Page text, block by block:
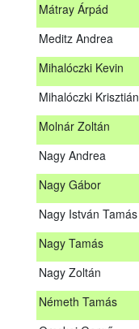
Mátray Árpád
Meditz Andrea
Mihalóczki Kevin
Mihalóczki Krisztián
Molnár Zoltán
Nagy Andrea
Nagy Gábor
Nagy István Tamás
Nagy Tamás
Nagy Zoltán
Németh Tamás
Magyar Gergely
Mihalóczki Kevin
Mihalóczki Krisztián
Molnár Zoltán
Nagy Andrea
Nagy Gábor